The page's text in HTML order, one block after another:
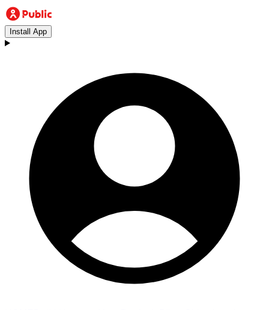
Install App